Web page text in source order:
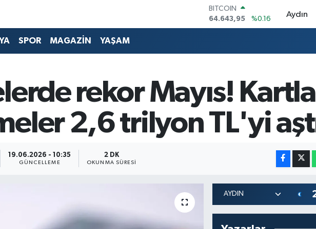
DOLAR
47,6704
%0
EURO
6500.87
%0.12
BİST100
13.799
%70
BITCOIN
64.643,95
%0.16
Aydın
SPOR MAGAZİN YAŞAM
rekor Mayıs!
2,6 trilyon TL'yi
19.06.2026 - 10:35
GÜNCELLEME
2 DK
OKUNMA SÜRESI